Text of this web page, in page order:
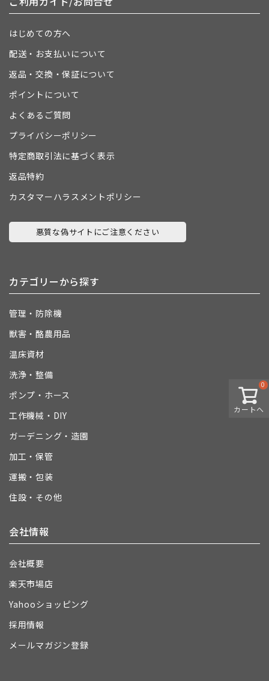
カートへ
0
はじめての方へ
配送・お支払いについて
返品・交換・保証について
ポイントについて
よくあるご質問
プライバシーポリシー
特定商取引法に基づく表示
返品特約
カスタマーハラスメントポリシー
悪質な偽サイトにご注意ください
カテゴリーから探す
管理・防除機
獣害・酪農用品
温床資材
洗浄・整備
ポンプ・ホース
工作機械・DIY
ガーデニング・造園
加工・保管
運搬・包装
住設・その他
会社情報
会社概要
楽天市場店
Yahooショッピング
採用情報
メールマガジン登録